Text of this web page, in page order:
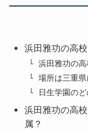
浜田雅功の高
浜田雅功の高
場所は三重県
日生学園の
浜田雅功の高
属？